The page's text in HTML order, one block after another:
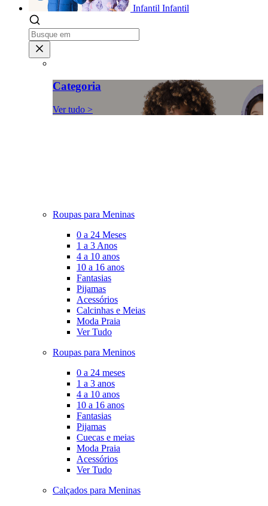
Infantil Infantil
Categoria
Ver tudo >
Roupas para Meninas
0 a 24 Meses
1 a 3 Anos
4 a 10 anos
10 a 16 anos
Fantasias
Pijamas
Acessórios
Calcinhas e Meias
Moda Praia
Ver Tudo
Roupas para Meninos
0 a 24 meses
1 a 3 anos
4 a 10 anos
10 a 16 anos
Fantasias
Pijamas
Cuecas e meias
Moda Praia
Acessórios
Ver Tudo
Calçados para Meninas